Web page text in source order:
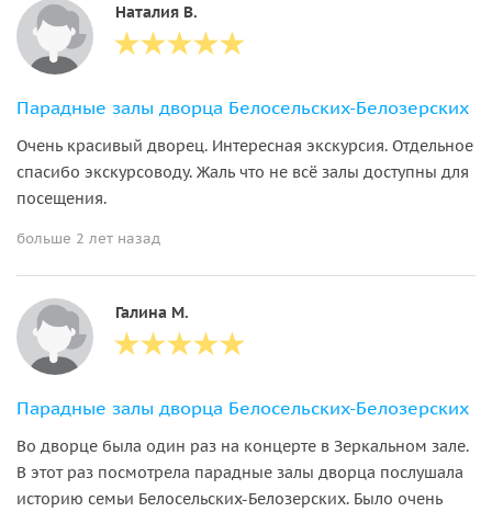
Наталия В.
Парадные залы дворца Белосельских-Белозерских
Очень красивый дворец. Интересная экскурсия. Отдельное
спасибо экскурсоводу. Жаль что не всё залы доступны для
посещения.
больше 2 лет назад
Галина М.
Парадные залы дворца Белосельских-Белозерских
Во дворце была один раз на концерте в Зеркальном зале.
В этот раз посмотрела парадные залы дворца послушала
историю семьи Белосельских-Белозерских. Было очень